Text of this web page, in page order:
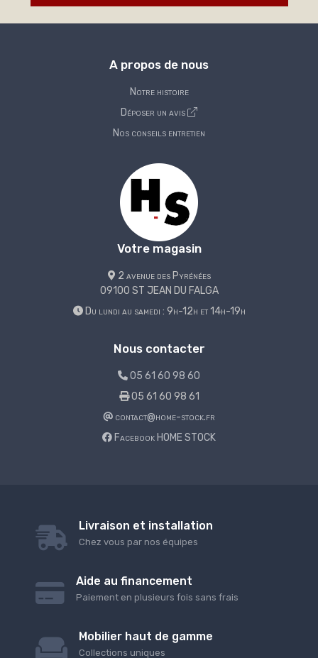
A propos de nous
Notre histoire
Déposer un avis
Nos conseils entretien
Votre magasin
2 avenue des Pyrénées
09100 ST JEAN DU FALGA
Du lundi au samedi : 9h-12h et 14h-19h
Nous contacter
05 61 60 98 60
05 61 60 98 61
contact@home-stock.fr
Facebook HOME STOCK
Livraison et installation
Chez vous par nos équipes
Aide au financement
Paiement en plusieurs fois sans frais
Mobilier haut de gamme
Collections uniques